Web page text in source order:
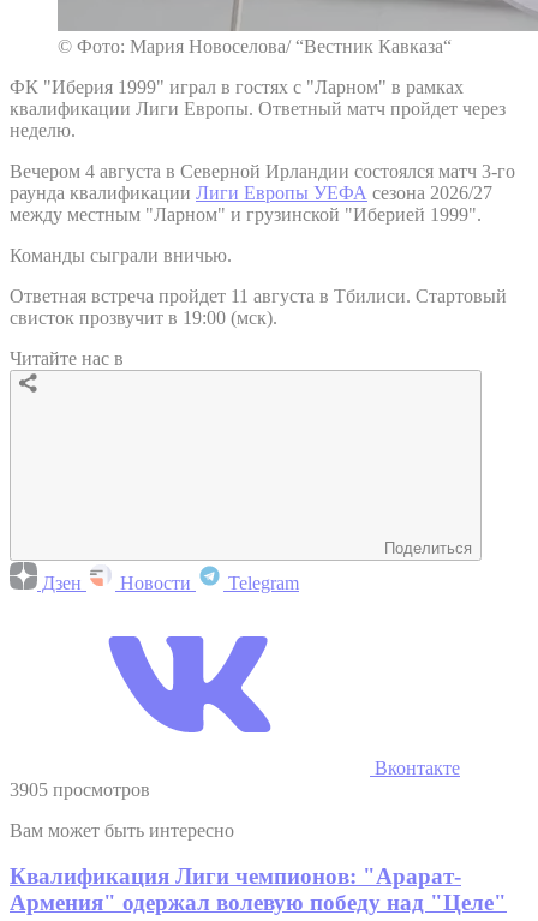
© Фото: Мария Новоселова/ “Вестник Кавказа“
ФК "Иберия 1999" играл в гостях с "Ларном" в рамках
квалификации Лиги Европы. Ответный матч пройдет через
неделю.
Вечером 4 августа в Северной Ирландии состоялся матч 3-го
раунда квалификации Лиги Европы УЕФА сезона 2026/27
между местным "Ларном" и грузинской "Иберией 1999".
Команды сыграли вничью.
Ответная встреча пройдет 11 августа в Тбилиси. Стартовый
свисток прозвучит в 19:00 (мск).
Читайте нас в
Поделиться
Дзен Новости Telegram
Вконтакте
3905 просмотров
Вам может быть интересно
Квалификация Лиги чемпионов: "Арарат-
Армения" одержал волевую победу над "Целе"